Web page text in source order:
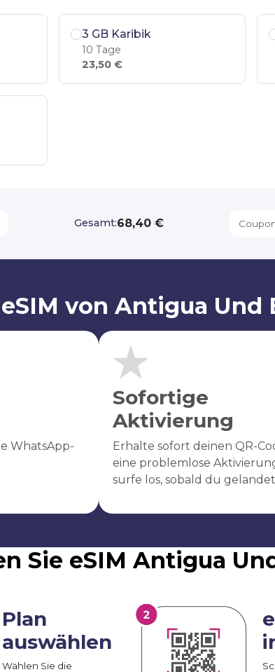
3 GB Karibik
10 Tage
23,50 €
Gesamt:68,40 €
von Antigua Und
WhatsApp-
Sofortige
Aktivierung
Erhalte sofort deinen QR-
eine problemlose
surfe los, sobald du
Sie eSIM Antigua
Plan
auswählen
Wählen Sie die